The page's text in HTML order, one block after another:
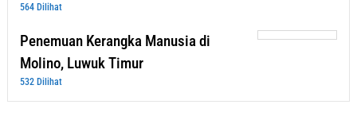
564 Dilihat
Penemuan Kerangka Manusia di
Molino, Luwuk Timur
532 Dilihat